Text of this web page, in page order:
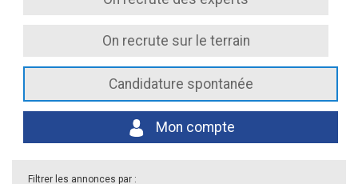
On recrute sur le terrain
Candidature spontanée
Mon compte
Filtrer les annonces par :